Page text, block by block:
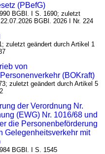
(PBefG)
BGBl. I S. 1690; zuletzt
BGBl. 2026 I Nr. 224
zuletzt geändert durch Artikel 1
von
(BOKraft)
zuletzt geändert durch Artikel 5
der Verordnung Nr.
(EWG) Nr. 1016/68 und
die Personenbeförderung
Gelegenheitsverkehr mit
BGBl. I S. 1545